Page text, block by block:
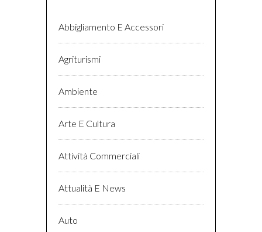
Abbigliamento E Accessori
Agriturismi
Ambiente
Arte E Cultura
Attività Commerciali
Attualità E News
Auto